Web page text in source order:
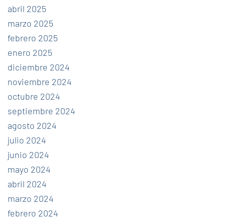
abril 2025
marzo 2025
febrero 2025
enero 2025
diciembre 2024
noviembre 2024
octubre 2024
septiembre 2024
agosto 2024
julio 2024
junio 2024
mayo 2024
abril 2024
marzo 2024
febrero 2024